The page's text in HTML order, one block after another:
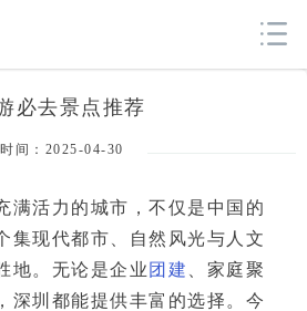
必去景点推荐
间：2025-04-30
满活力的城市，不仅是中国的
集现代都市、自然风光与人文
地。无论是企业 团建
、家庭聚
深圳都能提供丰富的选择。今